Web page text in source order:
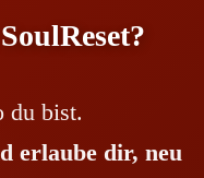
du bist.
erlaube dir, neu